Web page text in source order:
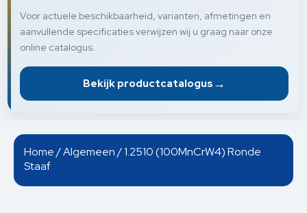
Voor actuele beschikbaarheid, varianten, afmetingen en
aanvullende specificaties verwijzen wij u graag naar onze
online catalogus.
Bekijk productcatalogus →
Home/Algemeen/ 1.2510 (100MnCrW4) Ronde
Staaf